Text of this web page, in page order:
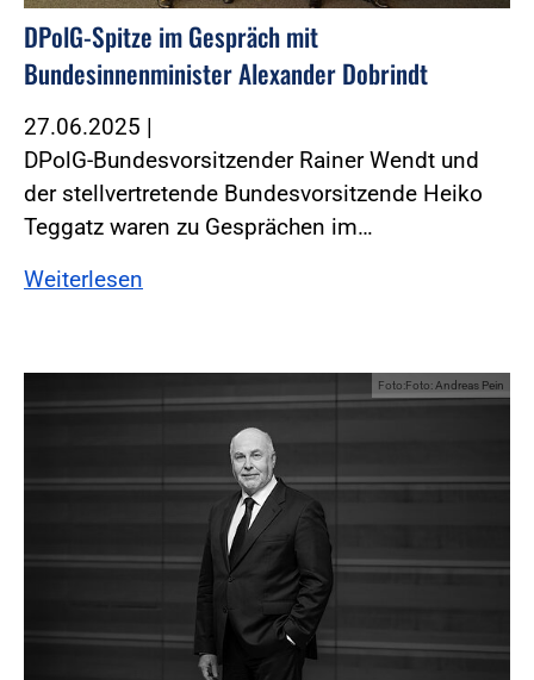
DPolG-Spitze im Gespräch mit
Bundesinnenminister Alexander Dobrindt
27.06.2025 |
DPolG-Bundesvorsitzender Rainer Wendt und
der stellvertretende Bundesvorsitzende Heiko
Teggatz waren zu Gesprächen im…
Weiterlesen
Foto:Foto: Andreas Pein